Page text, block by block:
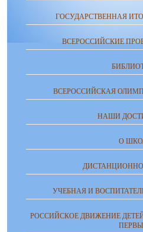
ГОСУДАРСТВЕННАЯ
ВСЕРОССИЙСКИЕ
ВСЕРОССИЙСКАЯ
НАШИ
О
УЧЕБНАЯ И
РОССИЙСКОЕ ДВИЖЕНИЕ